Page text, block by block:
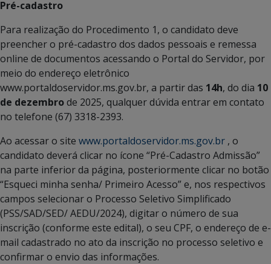
Pré-cadastro
Para realização do Procedimento 1, o candidato deve
preencher o pré-cadastro dos dados pessoais e remessa
online de documentos acessando o Portal do Servidor, por
meio do endereço eletrônico
www.portaldoservidor.ms.gov.br, a partir das 14h, do dia 10
de dezembrode 2025, qualquer dúvida entrar em contato
no telefone (67) 3318-2393.
Ao acessar o site www.portaldoservidor.ms.gov.br , o
candidato deverá clicar no ícone “Pré-Cadastro Admissão”
na parte inferior da página, posteriormente clicar no botão
“Esqueci minha senha/ Primeiro Acesso” e, nos respectivos
campos selecionar o Processo Seletivo Simplificado
(PSS/SAD/SED/ AEDU/2024), digitar o número de sua
inscrição (conforme este edital), o seu CPF, o endereço de e-
mail cadastrado no ato da inscrição no processo seletivo e
confirmar o envio das informações.